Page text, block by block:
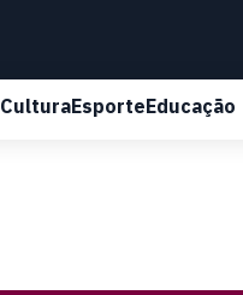
CulturaEsporteEducação